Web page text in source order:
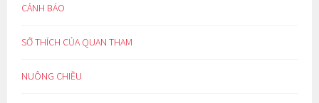
CẢNH BÁO
SỞ THÍCH CỦA QUAN THAM
NUÔNG CHIỀU